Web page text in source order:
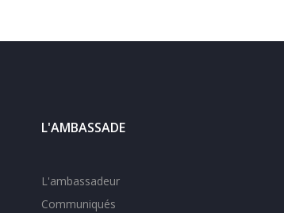
L'AMBASSADE
L'ambassadeur
Communiqués